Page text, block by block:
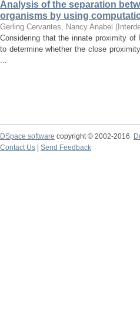
Analysis of the separation
organisms by using
Gerling Cervantes, Nancy Anabel (
Considering that the innate proximity of
to determine whether the close
...
DSpace software copyright © 2002-2016
Contact Us
Send Feedback